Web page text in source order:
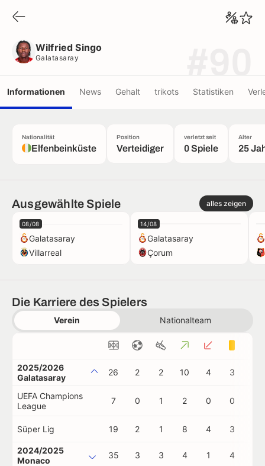
Wilfried Singo
Galatasaray
Informationen News Gehalt trikots Statistiken
Nationalität
Elfenbeinküste
Position
Verteidiger
verletzt seit
0 Spiele
Alter
25
Ausgewählte Spiele alles zeigen
08/08
Galatasaray
Villarreal
14/08
Galatasaray
Çorum
Die Karriere des Spielers
Verein Nationalteam
2025/2026
Galatasaray
26 2 2 10 4 3
UEFA Champions
League
7 0 1 2 0 0
Süper Lig 19 2 1 8 4 3
2024/2025
Monaco
35 3 3 4 1 4